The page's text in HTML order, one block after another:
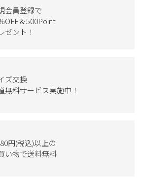
ズ
会員登録で
& 500Point
ゼント！
ズ交換
無料サービス実施中！
円(税込)以上の
い物で送料無料